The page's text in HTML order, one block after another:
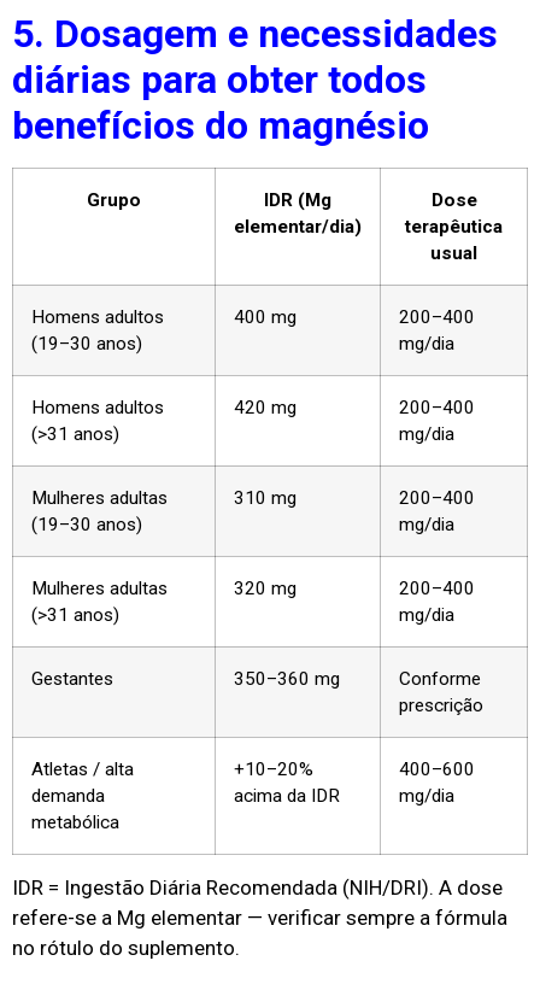
5. Dosagem e necessidades
diárias para obter todos
benefícios do magnésio
Grupo
IDR (Mg
elementar/dia)
Dose
terapêutica
usual
Homens adultos
(19–30 anos)
400 mg
200–400
mg/dia
Homens adultos
(>31 anos)
420 mg
200–400
mg/dia
Mulheres adultas
(19–30 anos)
310 mg
200–400
mg/dia
Mulheres adultas
(>31 anos)
320 mg
200–400
mg/dia
Gestantes 350–360 mg
Conforme
prescrição
Atletas / alta
demanda
metabólica
+10–20%
acima da IDR
400–600
mg/dia
IDR = Ingestão Diária Recomendada (NIH/DRI). A dose
refere-se a Mg elementar — verificar sempre a fórmula
no rótulo do suplemento.